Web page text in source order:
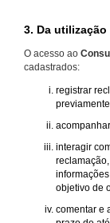
3. Da
O acesso ao
cadastrados:
registrar
interagir
objetivo de
comentar e